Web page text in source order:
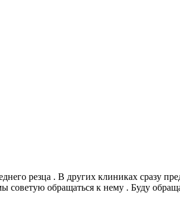
резца . В других клиниках сразу
советую обращаться к нему . Буду